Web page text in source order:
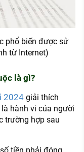
phổ biến được sử
từ Internet)
là gì?
2024giải thích
hành vi của người
trường hợp sau
tiền phải đóng